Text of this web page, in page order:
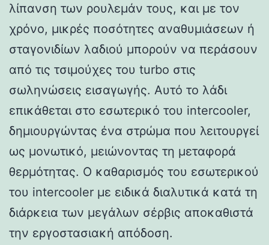
λίπανση των ρουλεμάν τους, και με τον
χρόνο, μικρές ποσότητες αναθυμιάσεων ή
σταγονιδίων λαδιού μπορούν να περάσουν
από τις τσιμούχες του turbo στις
σωληνώσεις εισαγωγής. Αυτό το λάδι
επικάθεται στο εσωτερικό του intercooler,
δημιουργώντας ένα στρώμα που λειτουργεί
ως μονωτικό, μειώνοντας τη μεταφορά
θερμότητας. Ο καθαρισμός του εσωτερικού
του intercooler με ειδικά διαλυτικά κατά τη
διάρκεια των μεγάλων σέρβις αποκαθιστά
την εργοστασιακή απόδοση.